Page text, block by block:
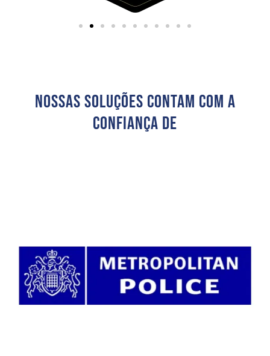
Nossas Soluções Contam Com A
Confiança De